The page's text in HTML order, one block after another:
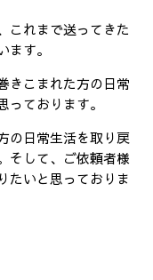
これまで送ってきた
す。
きこまれた方の日常
ております。
の日常生活を取り戻
そして、ご依頼者様
たいと思っておりま